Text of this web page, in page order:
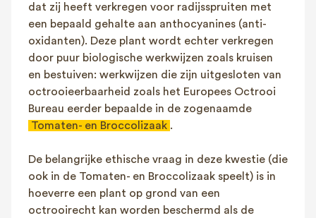
dat zij heeft verkregen voor radijsspruiten met
een bepaald gehalte aan anthocyanines (anti-
oxidanten). Deze plant wordt echter verkregen
door puur biologische werkwijzen zoals kruisen
en bestuiven: werkwijzen die zijn uitgesloten van
octrooieerbaarheid zoals het Europees Octrooi
Bureau eerder bepaalde in de zogenaamde
Tomaten- en Broccolizaak .
De belangrijke ethische vraag in deze kwestie (die
ook in de Tomaten- en Broccolizaak speelt) is in
hoeverre een plant op grond van een
octrooirecht kan worden beschermd als de